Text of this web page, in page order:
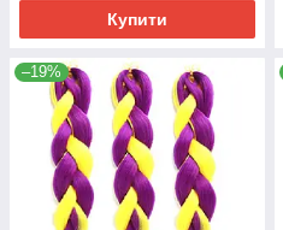
Купити
–19%